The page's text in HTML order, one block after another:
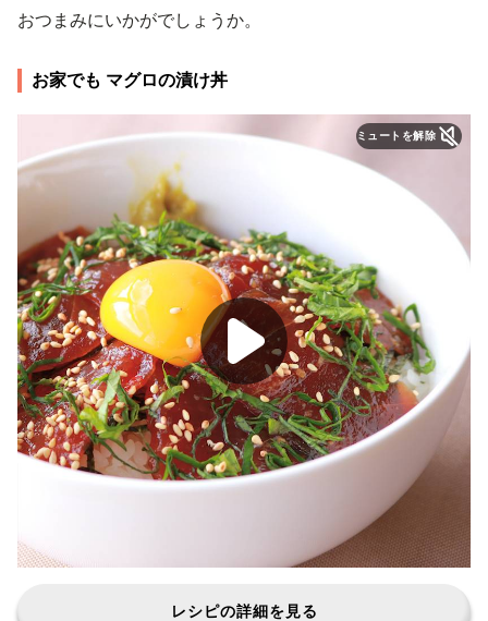
おつまみにいかがでしょうか。
お家でも マグロの漬け丼
ミュートを解除
レシピの詳細を見る